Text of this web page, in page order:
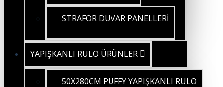
STRAFOR DUVAR PANELLERİ
YAPIŞKANLI RULO ÜRÜNLER
50X280CM PUFFY YAPIŞKANLI RULO